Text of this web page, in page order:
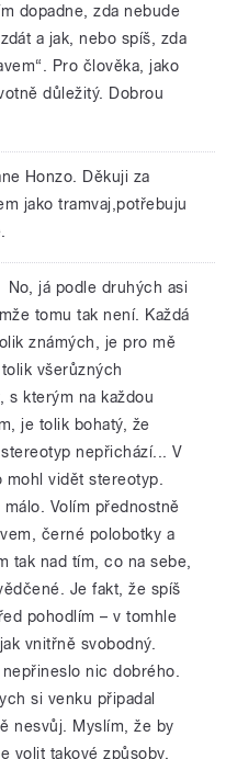
dopadne, zda nebude
a jak, nebo spíš, zda
Pro člověka, jako
důležitý. Dobrou
Honzo. Děkuji za
jako tramvaj,potřebuju
No, já podle druhých asi
tomu tak není. Každá
známých, je pro mě
všerůzných
s kterým na každou
je tolik bohatý, že
nepřichází... V
vidět stereotyp.
Volím přednostně
černé polobotky a
tak nad tím, co na sebe,
Je fakt, že spíš
pohodlím – v tomhle
vnitřně svobodný.
nic dobrého.
si venku připadal
nesvůj. Myslím, že by
volit takové způsoby,